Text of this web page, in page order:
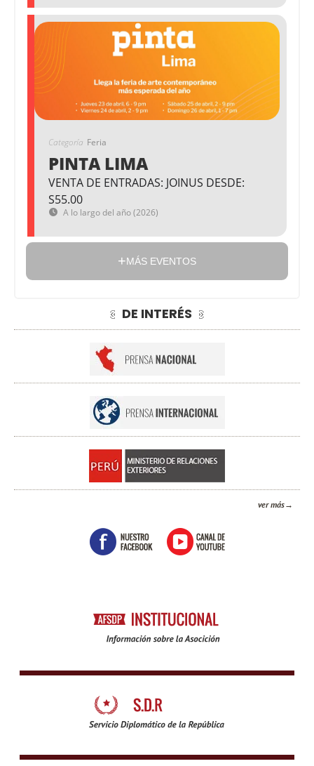
Categoría Feria
PINTA LIMA
VENTA DE ENTRADAS: JOINUS DESDE:
S55.00
A lo largo del año (2026)
MÁS EVENTOS
DE INTERÉS
ver más